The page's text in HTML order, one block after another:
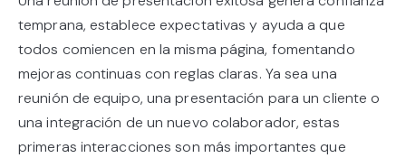
temprana, establece expectativas y ayuda a que
todos comiencen en la misma página, fomentando
mejoras continuas con reglas claras. Ya sea una
reunión de equipo, una presentación para un cliente o
una integración de un nuevo colaborador, estas
primeras interacciones son más importantes que